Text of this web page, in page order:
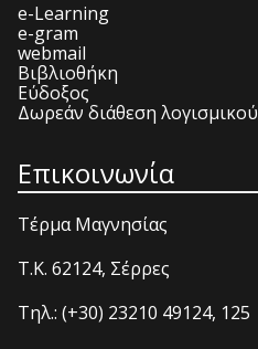
e-Learning
e-gram
webmail
Βιβλιοθήκη
Εύδοξος
Δωρεάν διάθεση λογισμικού
Επικοινωνία
Τέρμα Μαγνησίας
T.K. 62124, Σέρρες
Τηλ.: (+30) 23210 49124, 125